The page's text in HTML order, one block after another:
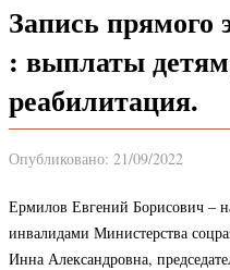
Запись прямого
: выплаты
реабилитация.
Опубликовано: 21/09/2022
Ермилов Евгений Борисович –
инвалидами Министерства
Инна Александровна,